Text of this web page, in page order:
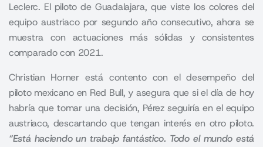
Leclerc. El piloto de Guadalajara, que viste los colores del
equipo austriaco por segundo año consecutivo, ahora se
muestra con actuaciones más sólidas y consistentes
comparado con 2021.
Christian Horner está contento con el desempeño del
piloto mexicano en Red Bull, y asegura que si el día de hoy
habría que tomar una decisión, Pérez seguiría en el equipo
austriaco, descartando que tengan interés en otro piloto.
“Está haciendo un trabajo fantástico. Todo el mundo está